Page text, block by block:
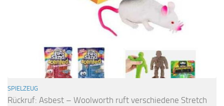
SPIELZEUG
Rückruf: Asbest – Woolworth ruft verschiedene Stretch